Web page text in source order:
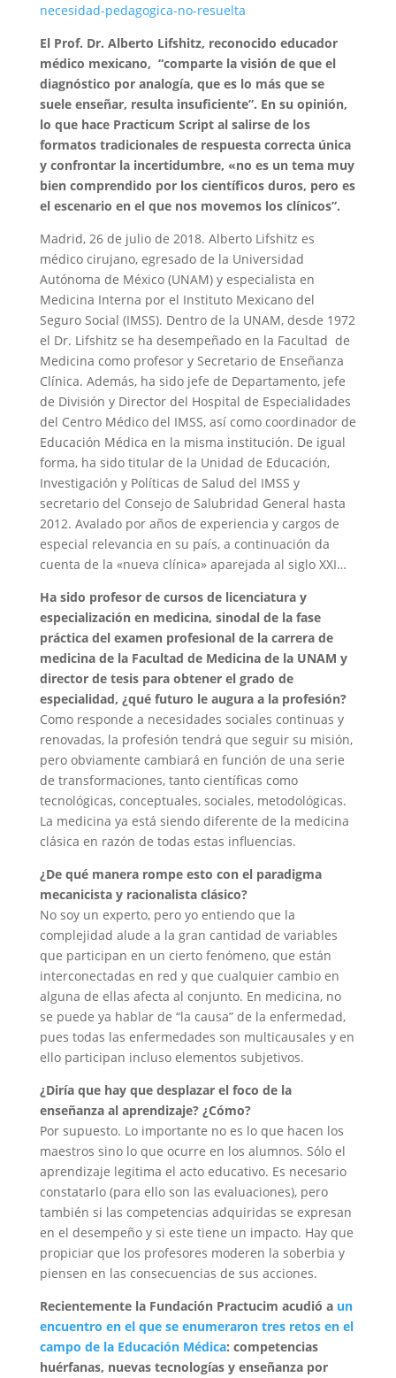
necesidad-pedagogica-no-resuelta
El Prof. Dr. Alberto Lifshitz, reconocido educador
médico mexicano, “comparte la visión de que el
diagnóstico por analogía, que es lo más que se
suele enseñar, resulta insuficiente”. En su opinión,
lo que hace Practicum Script al salirse de los
formatos tradicionales de respuesta correcta única
y confrontar la incertidumbre, «no es un tema muy
bien comprendido por los científicos duros, pero es
el escenario en el que nos movemos los clínicos”.
Madrid, 26 de julio de 2018. Alberto Lifshitz es
médico cirujano, egresado de la Universidad
Autónoma de México (UNAM) y especialista en
Medicina Interna por el Instituto Mexicano del
Seguro Social (IMSS). Dentro de la UNAM, desde 1972
el Dr. Lifshitz se ha desempeñado en la Facultad de
Medicina como profesor y Secretario de Enseñanza
Clínica. Además, ha sido jefe de Departamento, jefe
de División y Director del Hospital de Especialidades
del Centro Médico del IMSS, así como coordinador de
Educación Médica en la misma institución. De igual
forma, ha sido titular de la Unidad de Educación,
Investigación y Políticas de Salud del IMSS y
secretario del Consejo de Salubridad General hasta
2012. Avalado por años de experiencia y cargos de
especial relevancia en su país, a continuación da
cuenta de la «nueva clínica» aparejada al siglo XXI…
Ha sido profesor de cursos de licenciatura y
especialización en medicina, sinodal de la fase
práctica del examen profesional de la carrera de
medicina de la Facultad de Medicina de la UNAM y
director de tesis para obtener el grado de
especialidad, ¿qué futuro le augura a la profesión?
Como responde a necesidades sociales continuas y
renovadas, la profesión tendrá que seguir su misión,
pero obviamente cambiará en función de una serie
de transformaciones, tanto científicas como
tecnológicas, conceptuales, sociales, metodológicas.
La medicina ya está siendo diferente de la medicina
clásica en razón de todas estas influencias.
¿De qué manera rompe esto con el paradigma
mecanicista y racionalista clásico?
No soy un experto, pero yo entiendo que la
complejidad alude a la gran cantidad de variables
que participan en un cierto fenómeno, que están
interconectadas en red y que cualquier cambio en
alguna de ellas afecta al conjunto. En medicina, no
se puede ya hablar de “la causa” de la enfermedad,
pues todas las enfermedades son multicausales y en
ello participan incluso elementos subjetivos.
¿Diría que hay que desplazar el foco de la
enseñanza al aprendizaje? ¿Cómo?
Por supuesto. Lo importante no es lo que hacen los
maestros sino lo que ocurre en los alumnos. Sólo el
aprendizaje legitima el acto educativo. Es necesario
constatarlo (para ello son las evaluaciones), pero
también si las competencias adquiridas se expresan
en el desempeño y si este tiene un impacto. Hay que
propiciar que los profesores moderen la soberbia y
piensen en las consecuencias de sus acciones.
Recientemente la Fundación Practucim acudió a un
encuentro en el que se enumeraron tres retos en el
campo de la Educación Médica: competencias
huérfanas, nuevas tecnologías y enseñanza por